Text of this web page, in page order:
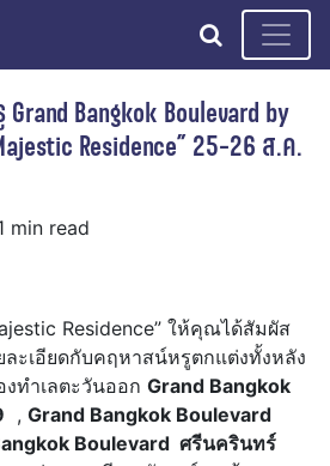
search
Bangkok Boulevard by
Residence” 25-26 ส.ค.
min read
Residence” ให้คุณได้สัมผัส
ะเอียดกับคฤหาสน์หรูตกแต่งทั้งหลัง
ทำเลตะวันออก Grand Bangkok
, Grand Bangkok Boulevard
Boulevard ศรีนครินทร์